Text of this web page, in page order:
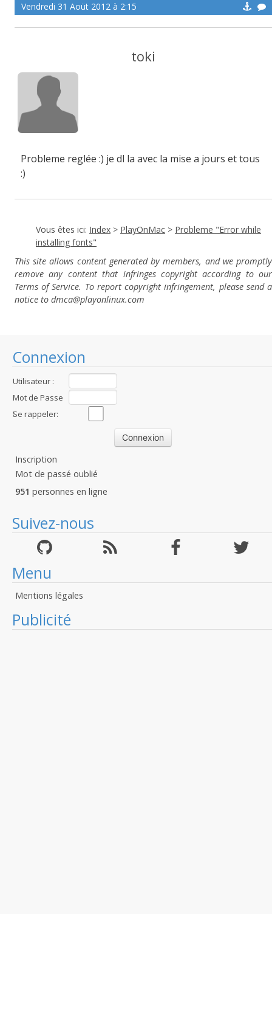
Connexion
Utilisateur :
Mot de Passe
:Se rappeler:
Inscription
Mot de passé oublié
951 personnes en ligne
Suivez-nous
Menu
Mentions légales
Publicité
Vendredi 31 Aoüt 2012 à 2:15
toki
Probleme reglée :) je dl la avec la mise a jours et tous
:)
Vous êtes ici: Index > PlayOnMac > Probleme "Error while
installing fonts"
This site allows content generated by members, and we promptly
remove any content that infringes copyright according to our
Terms of Service. To report copyright infringement, please send a
notice to dmca@playonlinux.com